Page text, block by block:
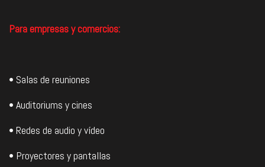
Para empresas y comercios:
• Salas de reuniones
• Auditoriums y cines
• Redes de audio y vídeo
• Proyectores y pantallas